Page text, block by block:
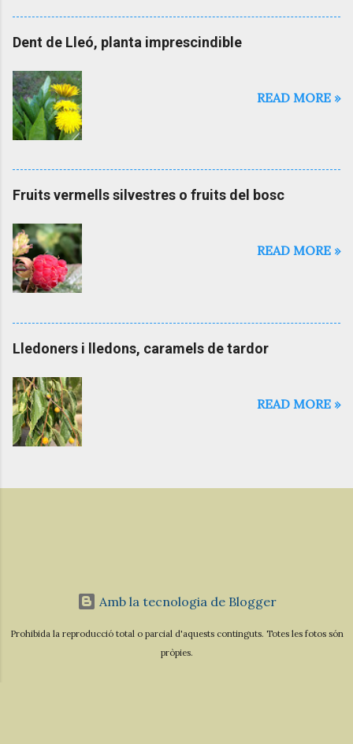
t
r
d
a
Dent de Lleó, planta imprescindible
READ MORE »
Fruits vermells silvestres o fruits del bosc
READ MORE »
Lledoners i lledons, caramels de tardor
READ MORE »
Amb la tecnologia de Blogger
Prohibida la reproducció total o parcial d'aquests continguts. Totes les fotos són
pròpies.